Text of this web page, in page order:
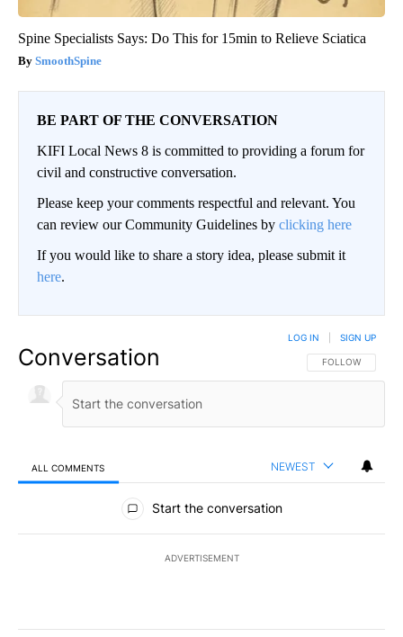
Spine Specialists Says: Do This for 15min to Relieve Sciatica
SmoothSpine
BE PART OF THE CONVERSATION
KIFI Local News 8 is committed to providing a forum for
civil and constructive conversation.
Please keep your comments respectful and relevant. You
can review our Community Guidelines by clicking here
If you would like to share a story idea, please submit it
here.
Conversation FOLLOW THIS
FOLLOW
LOG IN SIGN UP
ALL COMMENTS NEWEST
All Comments
Start the conversation
ADVERTISEMENT